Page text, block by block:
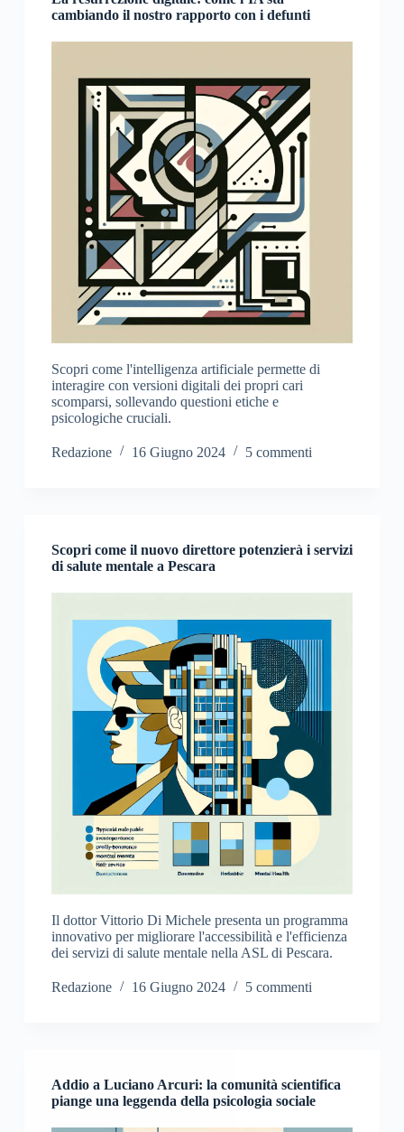
cambiando il nostro rapporto con i defunti
Scopri come l'intelligenza artificiale permette di
interagire con versioni digitali dei propri cari
scomparsi, sollevando questioni etiche e
psicologiche cruciali.
Redazione 16 Giugno 2024 5 commenti
Scopri come il nuovo direttore potenzierà i servizi
di salute mentale a Pescara
Il dottor Vittorio Di Michele presenta un programma
innovativo per migliorare l'accessibilità e l'efficienza
dei servizi di salute mentale nella ASL di Pescara.
Redazione 16 Giugno 2024 5 commenti
Addio a Luciano Arcuri: la comunità scientifica
piange una leggenda della psicologia sociale